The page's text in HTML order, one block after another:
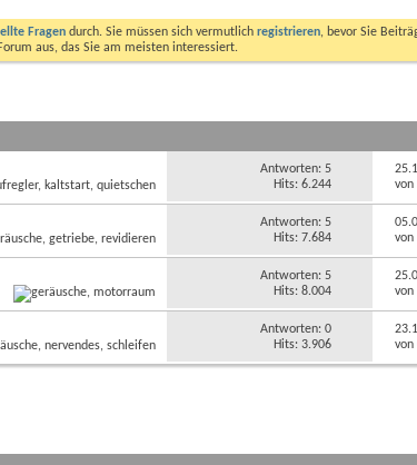
Fragen durch. Sie müssen sich vermutlich registrieren, bevor Sie
aus, das Sie am meisten interessiert.
Antworten: 5
Hits: 6.244
von
Antworten: 5
Hits: 7.684
von
Antworten: 5
Hits: 8.004
von
Antworten: 0
Hits: 3.906
von